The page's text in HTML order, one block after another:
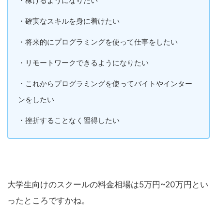
・確実なスキルを身に着けたい
・将来的にプログラミングを使って仕事をしたい
・リモートワークできるようになりたい
・これからプログラミングを使ってバイトやインター
ンをしたい
・挫折することなく習得したい
大学生向けのスクールの料金相場は5万円~20万円とい
ったところですかね。